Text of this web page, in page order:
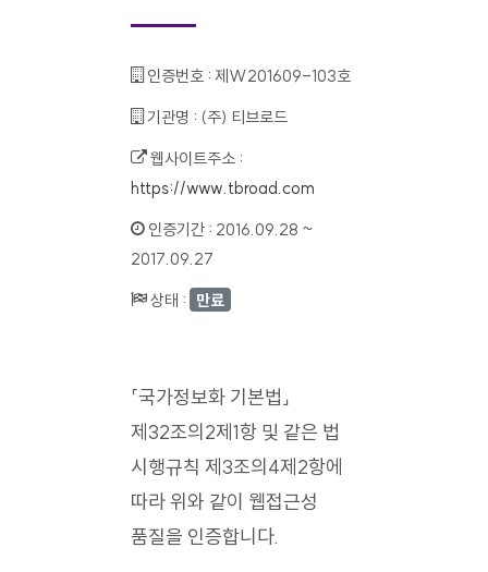
인증번호 : 제W201609-103호
기관명 : (주) 티브로드
웹사이트주소 :
https://www.tbroad.com
인증기간 : 2016.09.28 ~
2017.09.27
상태 : 만료
「국가정보화 기본법」
제32조의2제1항 및 같은 법
시행규칙 제3조의4제2항에
따라 위와 같이 웹접근성
품질을 인증합니다.